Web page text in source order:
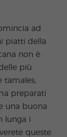
ad
piatti della
non è
più
tamales,
preparati
una buona
lunga i
queste